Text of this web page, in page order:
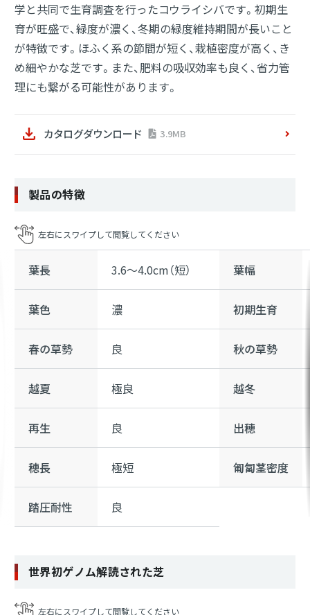
学と共同で生育調査を行ったコウライシバです。初期生
育が旺盛で、緑度が濃く、冬期の緑度維持期間が長いこと
が特徴です。ほふく系の節間が短く、栽植密度が高く、き
め細やかな芝です。また、肥料の吸収効率も良く、省力管
理にも繋がる可能性があります。
カタログダウンロード 3.9MB
製品の特徴
葉長 3.6～4.0cm（短） 葉幅
葉色 濃 初期生育
春の草勢 良 秋の草勢
越夏 極良 越冬
再生 良 出穂
穂長 極短 匍匐茎密度
踏圧耐性 良
世界初ゲノム解読された芝